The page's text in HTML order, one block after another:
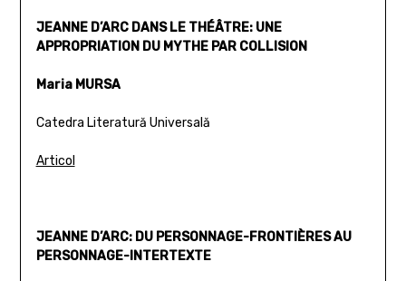
JEANNE D’ARC DANS LE THÉÂTRE: UNE
APPROPRIATION DU MYTHE PAR COLLISION
Maria MURSA
Catedra Literatură Universală
Articol
JEANNE D’ARC: DU PERSONNAGE-FRONTIÈRES AU
PERSONNAGE-INTERTEXTE